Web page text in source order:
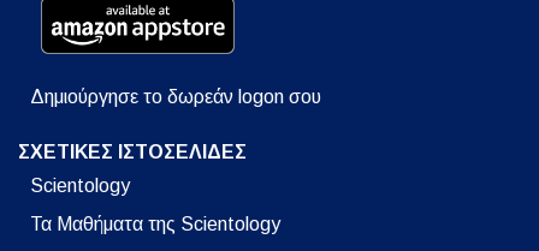
Δημιούργησε το δωρεάν logon σου
ΣΧΕΤΙΚΕΣ ΙΣΤΟΣΕΛΙΔΕΣ
Scientology
Τα Μαθήματα της Scientology